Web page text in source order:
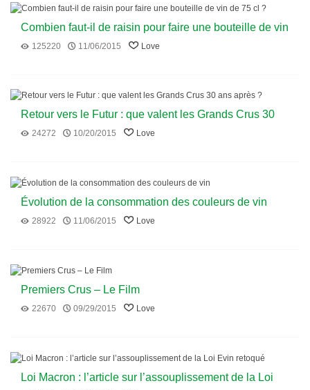
Combien faut-il de raisin pour faire une bouteille de vin
de 75 cl ?
125220 11/06/2015 Love
Retour vers le Futur : que valent les Grands Crus 30
ans après ?
24272 10/20/2015 Love
Évolution de la consommation des couleurs de vin
28922 11/06/2015 Love
Premiers Crus – Le Film
22670 09/29/2015 Love
Loi Macron : l’article sur l’assouplissement de la Loi